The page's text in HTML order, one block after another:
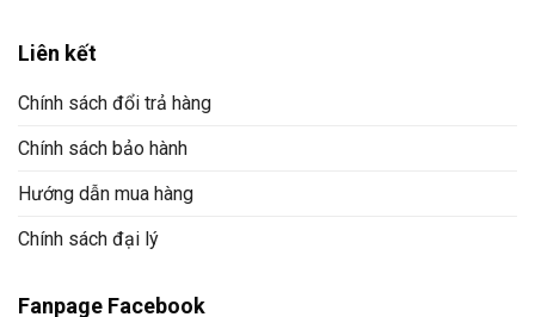
Liên kết
Chính sách đổi trả hàng
Chính sách bảo hành
Hướng dẫn mua hàng
Chính sách đại lý
Fanpage Facebook